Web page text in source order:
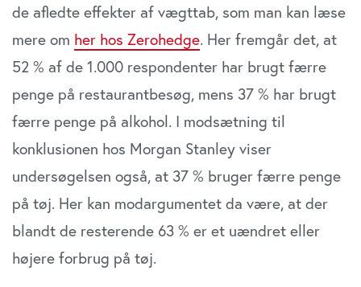
de afledte effekter af vægttab, som man kan læse
mere om her hos Zerohedge. Her fremgår det, at
52 % af de 1.000 respondenter har brugt færre
penge på restaurantbesøg, mens 37 % har brugt
færre penge på alkohol. I modsætning til
konklusionen hos Morgan Stanley viser
undersøgelsen også, at 37 % bruger færre penge
på tøj. Her kan modargumentet da være, at der
blandt de resterende 63 % er et uændret eller
højere forbrug på tøj.